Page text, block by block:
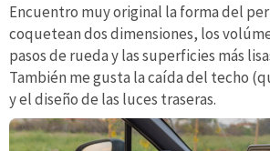
Encuentro muy original la forma del
coquetean dos dimensiones, los
pasos de rueda y las superficies más
También me gusta la caída del techo
y el diseño de las luces traseras.